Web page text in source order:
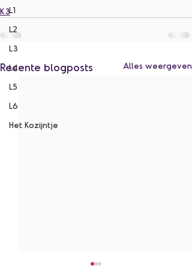
L1
L2
L3
L4
L5
L6
Het Kozijntje
K3
Recente blogposts Alles weergeven